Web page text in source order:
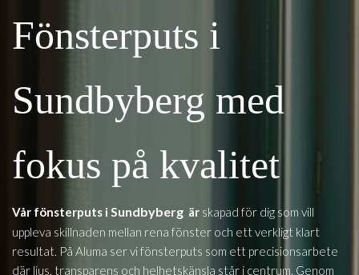
Fönsterputs i
Sundbyberg med
fokus på kvalitet
Vår fönsterputs i Sundbyberg är skapad för dig som vill
uppleva skillnaden mellan rena fönster och ett verkligt klart
resultat. På Aluma ser vi fönsterputs som ett precisionsarbete
där ljus, transparens och helhetskänsla står i centrum. Genom